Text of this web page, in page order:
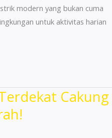
modern yang bukan cuma
untuk aktivitas harian
Cakung